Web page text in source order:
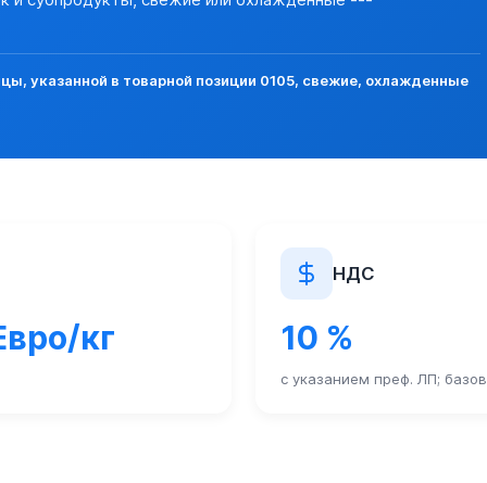
указанной в товарной позиции 0105, свежие, охлажденные
кг
НДС
10 %
с указанием преф. ЛП;